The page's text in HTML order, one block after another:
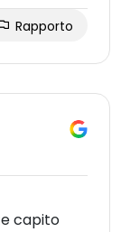
Rapporto
capito